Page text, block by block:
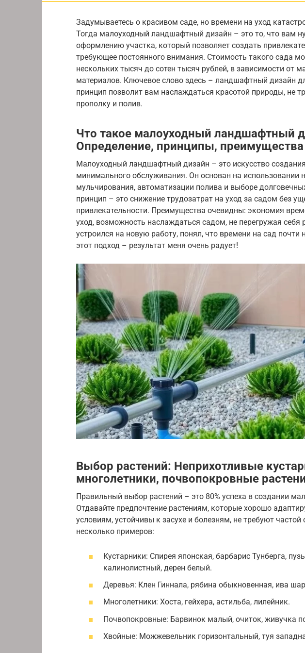
Задумываетесь о красивом саде, но времени на уход
Тогда малоуходный ландшафтный дизайн – это то, что вам
оформлению участка, который позволяет создать
требующее постоянного внимания. Стоимость такого сада
нескольких тысяч до сотен тысяч рублей, в зависимости от
материалов. Ключевое слово здесь – ландшафтный дизайн
принцип позволит вам наслаждаться красотой природы, не
прополку и полив.
Что такое малоуходный ландшафтный
Определение, принципы, преимущества
Малоуходный ландшафтный дизайн – это искусство
минимального обслуживания. Он основан на использовании
мульчирования, автоматизации полива и выборе
принцип – это снижение трудозатрат на уход за садом без
привлекательности. Преимущества очевидны: экономия
уход, возможность наслаждаться садом, не перегружая себя
устроился на новую работу, понял, что времени на сад почти
этот подход – результат меня очень радует!
Выбор растений: Неприхотливые
многолетники, почвопокровные
Правильный выбор растений – это 80% успеха в создании
Отдавайте предпочтение растениям, которые хорошо
условиям, устойчивы к засухе и болезням, не требуют
несколько примеров:
Кустарники: Спирея японская, барбарис Тунберга,
калинолистный, дерен белый.
Деревья: Клен Гиннала, рябина обыкновенная, ива
Многолетники: Хоста, гейхера, астильба, лилейник.
Почвопокровные: Барвинок малый, очиток, живучка
Хвойные: Можжевельник горизонтальный, туя